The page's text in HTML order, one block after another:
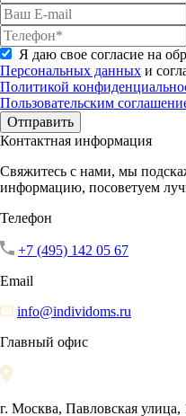
Я даю свое согласие на
Персональных данных и
Политикой
Пользовательским
Отправить
Контактная информация
Свяжитесь с нами, мы
информацию, посоветуем
Телефон
+7 (495) 142 05 67
Email
info@individoms.ru
Главный офис
г. Москва, Павловская улица,